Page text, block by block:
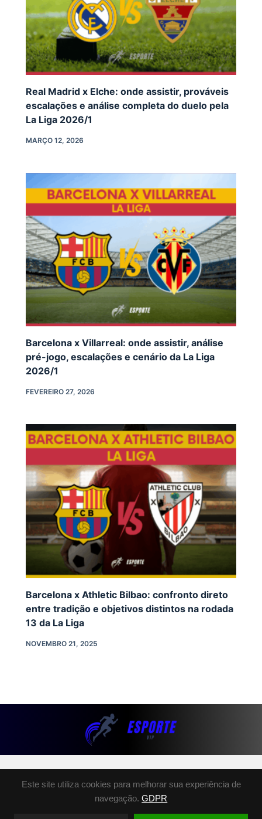
Este site utiliza cookies para melhorar sua experiência de
navegação. GDPR
Real Madrid x Elche: onde assistir, prováveis
escalações e análise completa do duelo pela
La Liga 2026/1
MARÇO 12, 2026
Barcelona x Villarreal: onde assistir, análise
pré-jogo, escalações e cenário da La Liga
2026/1
FEVEREIRO 27, 2026
Barcelona x Athletic Bilbao: confronto direto
entre tradição e objetivos distintos na rodada
13 da La Liga
NOVEMBRO 21, 2025
POLÍTICA DE PRIVACIDADE
TERMOS E CONDIÇÕES